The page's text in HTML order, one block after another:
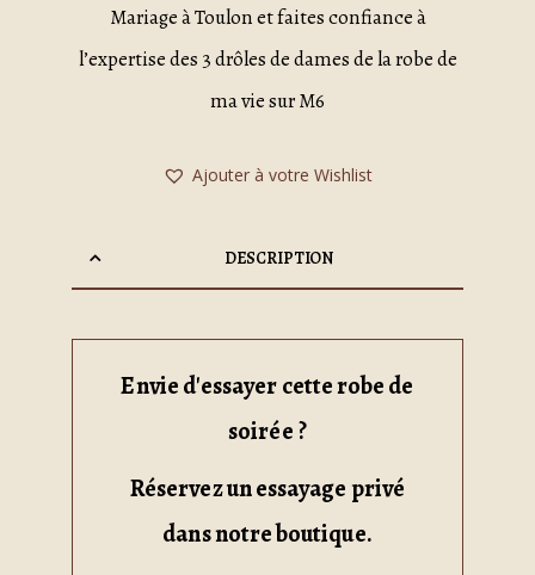
Mariage à Toulon et faites confiance à
l’expertise des 3 drôles de dames de la robe de
ma vie sur M6
Ajouter à votre Wishlist
DESCRIPTION
Envie d'essayer cette robe de
soirée ?
Réservez un essayage privé
dans notre boutique.